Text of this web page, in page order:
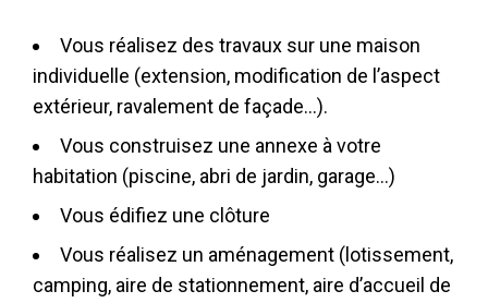
Vous réalisez des travaux sur une maison
individuelle (extension, modification de l’aspect
extérieur, ravalement de façade…).
Vous construisez une annexe à votre
habitation (piscine, abri de jardin, garage…)
Vous édifiez une clôture
Vous réalisez un aménagement (lotissement,
camping, aire de stationnement, aire d’accueil de